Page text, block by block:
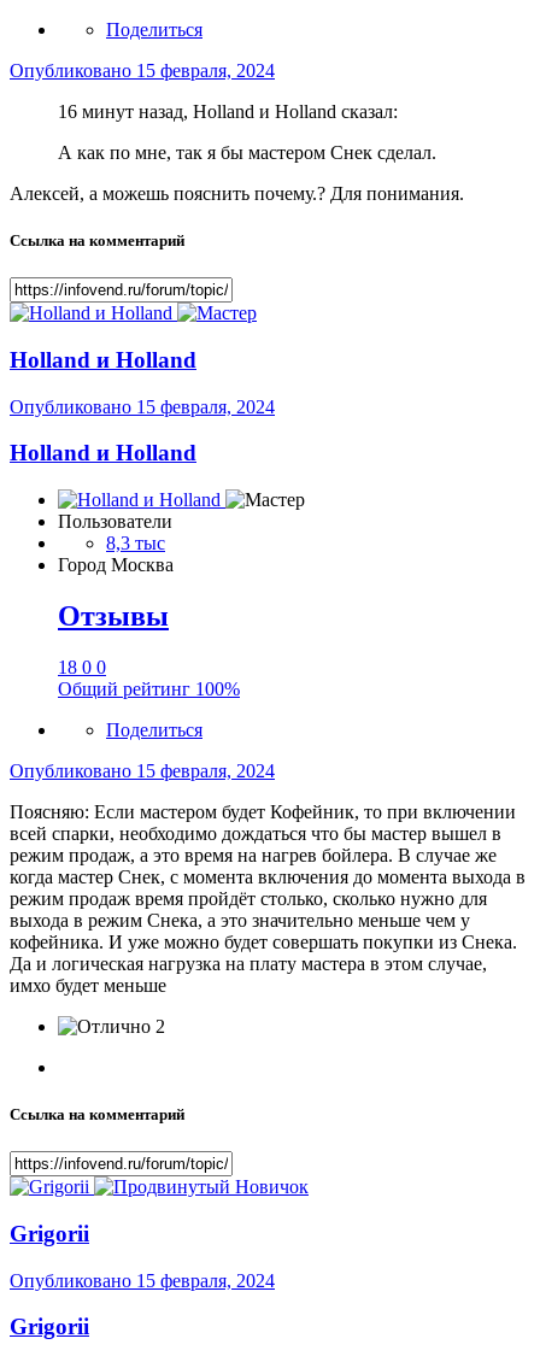
Поделиться
Опубликовано 15 февраля, 2024
16 минут назад, Holland и Holland сказал:
А как по мне, так я бы мастером Снек сделал.
Алексей, а можешь пояснить почему.? Для понимания.
Ссылка на комментарий
Holland и Holland
Опубликовано 15 февраля, 2024
Holland и Holland
Пользователи
8,3 тыс
Город Москва
Отзывы
18 0 0
Общий рейтинг 100%
Поделиться
Опубликовано 15 февраля, 2024
Поясняю: Если мастером будет Кофейник, то при включении
всей спарки, необходимо дождаться что бы мастер вышел в
режим продаж, а это время на нагрев бойлера. В случае же
когда мастер Снек, с момента включения до момента выхода в
режим продаж время пройдёт столько, сколько нужно для
выхода в режим Снека, а это значительно меньше чем у
кофейника. И уже можно будет совершать покупки из Снека.
Да и логическая нагрузка на плату мастера в этом случае,
имхо будет меньше
2
Ссылка на комментарий
Grigorii
Опубликовано 15 февраля, 2024
Grigorii